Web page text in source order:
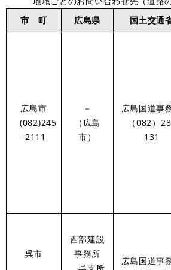
市 町
広島県 国土交通
広島市
(082)245
-2111
－
（広島
市）
広島国道事
（082）
131
呉市
西部建設
事務所
広島国道事